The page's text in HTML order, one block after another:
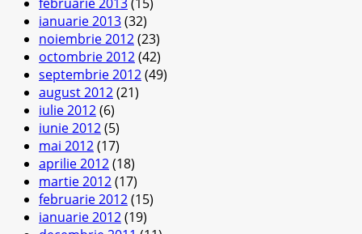
ianuarie 2013(32)
noiembrie 2012(23)
octombrie 2012(42)
septembrie 2012(49)
august 2012(21)
iulie 2012(6)
iunie 2012(5)
mai 2012(17)
aprilie 2012(18)
martie 2012(17)
februarie 2012(15)
ianuarie 2012(19)